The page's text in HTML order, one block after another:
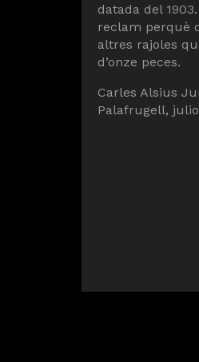
datada del
reclam perquè
altres rajoles
d’onze peces.
Carles Alsius
Palafrugell,